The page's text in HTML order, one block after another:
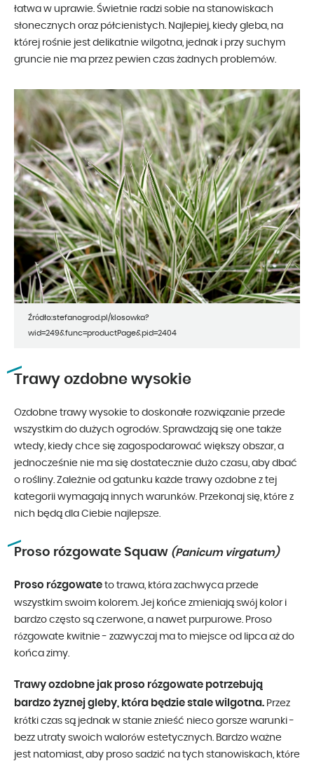
łatwa w uprawie. Świetnie radzi sobie na stanowiskach
słonecznych oraz półcienistych. Najlepiej, kiedy gleba, na
której rośnie jest delikatnie wilgotna, jednak i przy suchym
gruncie nie ma przez pewien czas żadnych problemów.
Źródło:stefanogrod.pl/klosowka?
wid=249&func=productPage&pid=2404
Trawy ozdobne wysokie
Ozdobne trawy wysokie to doskonałe rozwiązanie przede
wszystkim do dużych ogrodów. Sprawdzają się one także
wtedy, kiedy chce się zagospodarować większy obszar, a
jednocześnie nie ma się dostatecznie dużo czasu, aby dbać
o rośliny. Zależnie od gatunku każde trawy ozdobne z tej
kategorii wymagają innych warunków. Przekonaj się, które z
nich będą dla Ciebie najlepsze.
Proso rózgowate Squaw (Panicum virgatum)
Proso rózgowate to trawa, która zachwyca przede
wszystkim swoim kolorem. Jej końce zmieniają swój kolor i
bardzo często są czerwone, a nawet purpurowe. Proso
rózgowate kwitnie - zazwyczaj ma to miejsce od lipca aż do
końca zimy.
Trawy ozdobne jak proso rózgowate potrzebują
bardzo żyznej gleby, która będzie stale wilgotna. Przez
krótki czas są jednak w stanie znieść nieco gorsze warunki -
bezz utraty swoich walorów estetycznych. Bardzo ważne
jest natomiast, aby proso sadzić na tych stanowiskach, które